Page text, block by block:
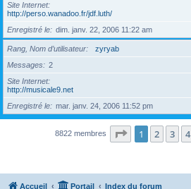
Site Internet
http://perso.wanadoo.fr/jdf.luth/
Enregistré le
dim. janv. 22, 2006 11:22 am
Rang, Nom d’utilisateur
zyryab
Messages
2
Site Internet
http://musicale9.net
Enregistré le
mar. janv. 24, 2006 11:52 pm
8822 membres Page 1sur177
1 2 3 4
Accueil Portail Index du forum